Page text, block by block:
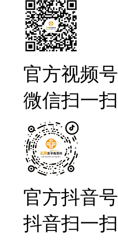
官方视频号
微信扫一扫
官方抖音号
抖音扫一扫